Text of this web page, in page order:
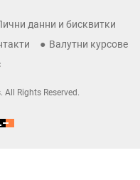
данни и бисквитки
Валутни курсове
Rights Reserved.